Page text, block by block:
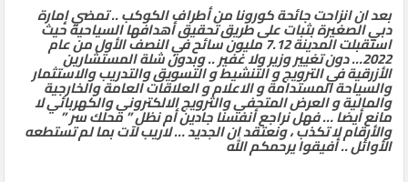
بعد ان انزاحت جائحة كورونا من أطراف الكوكب .. تمضي إمارة
دبي الصغيرة بثبات على طريق تحقيق أهدافها السياحية حيث
استقبلت المدينة 7.12 مليون سائح في النصف الأول من عام
2022… دون تغيير وزير ولا غفير .. وبدون شلة المستشارين
الأزرقية في الترويج و التنشيط و التسويق والتدريب والاستثمار
والسياحة المستدامة و الاعلام و العلاقات العامة والخارجية
والمالية و العرض المتحفي والترويج الالكتروني والكهربائي لا
مانع أيضا … فهل نراجع أنفسنا جادين أم نظل ” محلك سر ”
والأرقام لا تكذب ، ونعتقد ان الجديد … لاريب لآت بما لم تستطعه
الأوائل .. أفيقوا يرحمكم الله